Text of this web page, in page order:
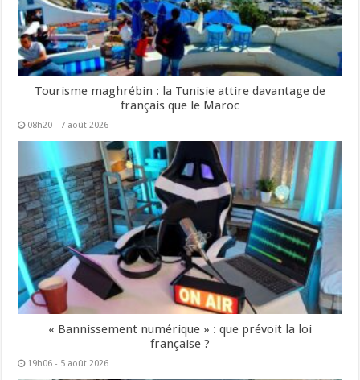
Tourisme maghrébin : la Tunisie attire davantage de
français que le Maroc
08h20 - 7 août 2026
« Bannissement numérique » : que prévoit la loi
française ?
19h06 - 5 août 2026